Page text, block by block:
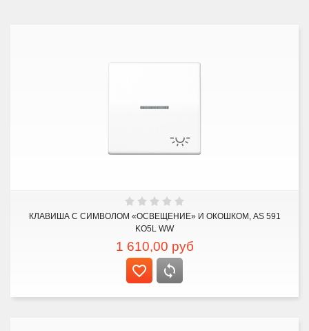
КЛАВИША С СИМВОЛОМ «ОСВЕЩЕНИЕ» И ОКОШКОМ, AS 591
KO5L WW
1 610,00 руб